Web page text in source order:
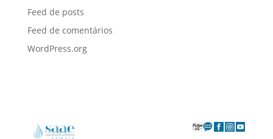
Feed de posts
Feed de comentários
WordPress.org